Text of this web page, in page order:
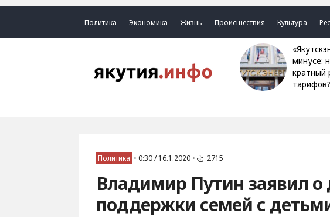
Политика Экономика Жизнь Происшествия Культура
«Якутскэнерго» в
минусе:
кратный
тарифов?
Политика • 0:30 / 16.1.2020 • 2715
Владимир Путин заявил
поддержки семей с